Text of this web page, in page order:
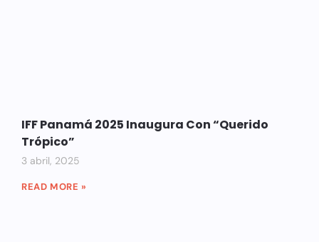
IFF Panamá 2025 Inaugura Con “Querido
Trópico”
3 abril, 2025
READ MORE »